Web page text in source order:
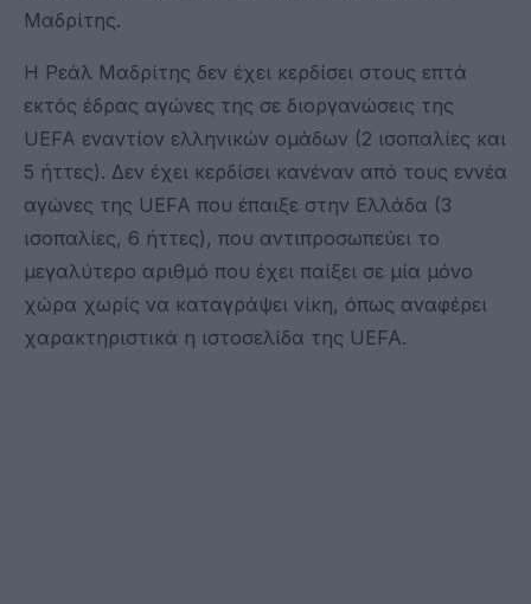
Μαδρίτης.
Η Ρεάλ Μαδρίτης δεν έχει κερδίσει στους επτά
εκτός έδρας αγώνες της σε διοργανώσεις της
UEFA εναντίον ελληνικών ομάδων (2 ισοπαλίες και
5 ήττες). Δεν έχει κερδίσει κανέναν από τους εννέα
αγώνες της UEFA που έπαιξε στην Ελλάδα (3
ισοπαλίες, 6 ήττες), που αντιπροσωπεύει το
μεγαλύτερο αριθμό που έχει παίξει σε μία μόνο
χώρα χωρίς να καταγράψει νίκη, όπως αναφέρει
χαρακτηριστικά η ιστοσελίδα της UEFA.